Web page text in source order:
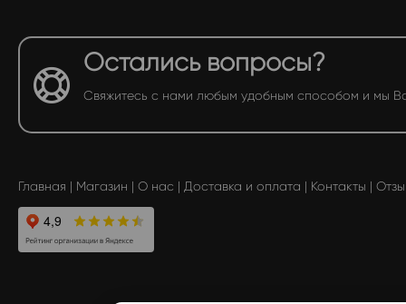
Остались вопросы?
Свяжитесь с нами любым удобным способом и мы
Главная | Магазин | О нас | Доставка и оплата | Контакты |